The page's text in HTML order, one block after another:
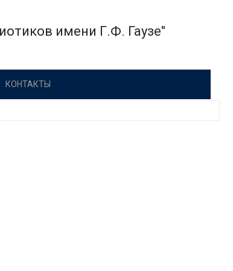
имени Г.Ф. Гаузе"
КОНТАКТЫ